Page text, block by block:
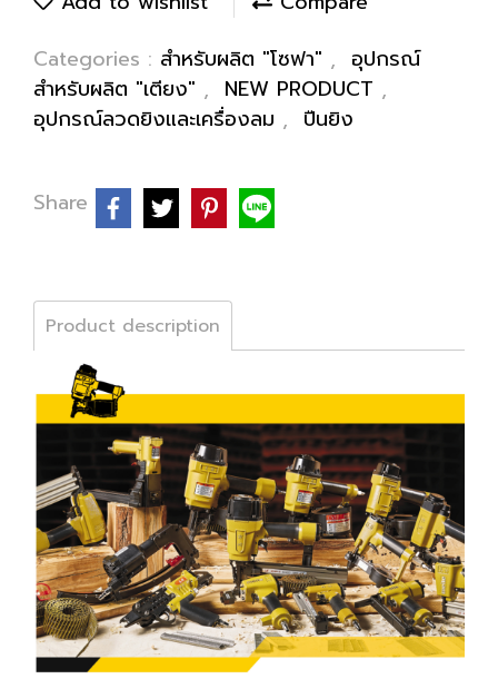
Categories : สำหรับผลิต "โซฟา" , อุปกรณ์
สำหรับผลิต "เตียง" , NEW PRODUCT ,
อุปกรณ์ลวดยิงและเครื่องลม , ปืนยิง
Share
Product description